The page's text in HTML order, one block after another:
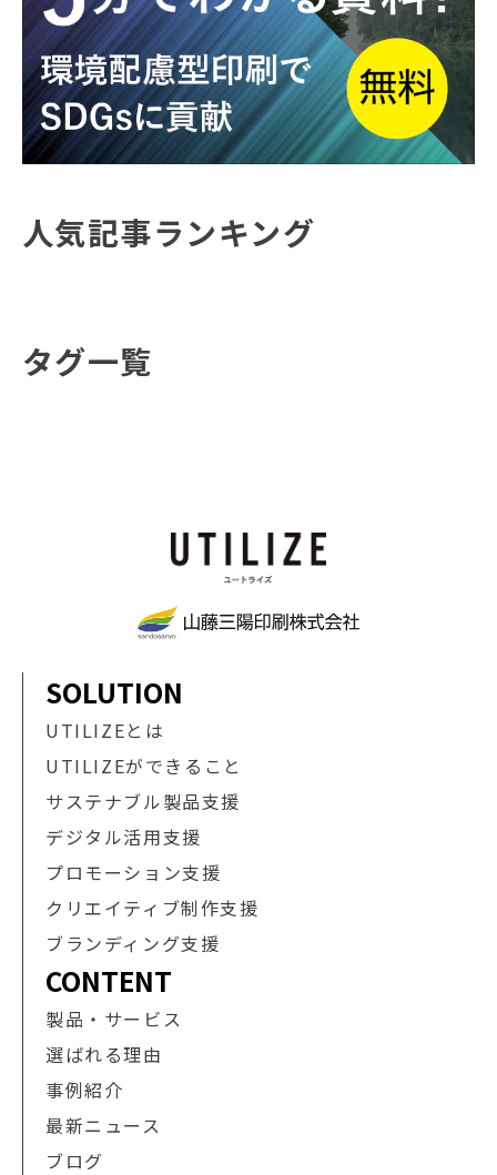
人気記事ランキング
タグ一覧
SOLUTION
UTILIZEとは
UTILIZEができること
サステナブル製品支援
デジタル活用支援
プロモーション支援
クリエイティブ制作支援
ブランディング支援
CONTENT
製品・サービス
選ばれる理由
事例紹介
最新ニュース
ブログ